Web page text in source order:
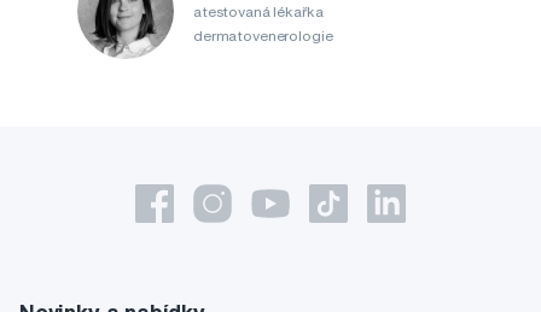
atestovaná lékařka
dermatovenerologie